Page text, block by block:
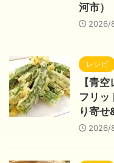
河市）
2026/
レシピ
【青
フリッ
り寄せ
2026/